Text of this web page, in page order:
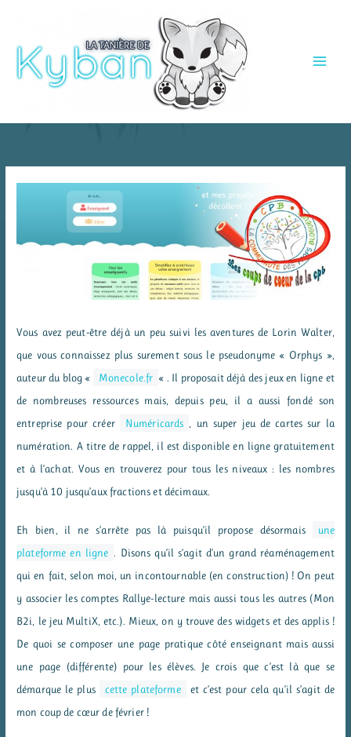
contenu
Vous avez peut-être déjà un peu suivi les aventures de Lorin Walter,
que vous connaissez plus surement sous le pseudonyme « Orphys »,
auteur du blog «
Monecole.fr « . Il proposait déjà des jeux en ligne et
de nombreuses ressources mais, depuis peu, il a aussi fondé son
entreprise pour créer
Numéricards , un super jeu de cartes sur la
numération. A titre de rappel, il est disponible en ligne gratuitement
et à l’achat. Vous en trouverez pour tous les niveaux : les nombres
jusqu’à 10 jusqu’aux fractions et décimaux.
Eh bien, il ne s’arrête pas là puisqu’il propose désormais
une
plateforme en ligne . Disons qu’il s’agit d’un grand réaménagement
qui en fait, selon moi, un incontournable (en construction) ! On peut
y associer les comptes Rallye-lecture mais aussi tous les autres (Mon
B2i, le jeu MultiX, etc.). Mieux, on y trouve des widgets et des applis !
De quoi se composer une page pratique côté enseignant mais aussi
une page (différente) pour les élèves. Je crois que c’est là que se
démarque le plus
cette plateforme
et c’est pour cela qu’il s’agit de
mon coup de cœur de février !